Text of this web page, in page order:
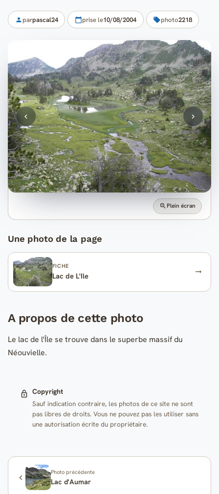
parpascal24 prise le10/08/2004 photo2218
Plein écran
Une photo de la page
FICHE
Lac de L'Ile
A propos de cette photo
Le lac de l'Île se trouve dans le superbe massif du
Néouvielle.
Copyright
Sauf indication contraire, les photos de ce site ne sont
pas libres de droits. Vous ne pouvez pas les utiliser sans
une autorisation écrite du propriétaire.
Photo précédente
Lac d'Aumar